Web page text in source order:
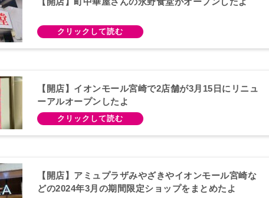
【開店】イオンモール宮崎で2店舗が3月15日にリニュ
ーアルオープンしたよ
【開店】アミュプラザみやざきやイオンモール宮崎な
どの2024年3月の期間限定ショップをまとめたよ